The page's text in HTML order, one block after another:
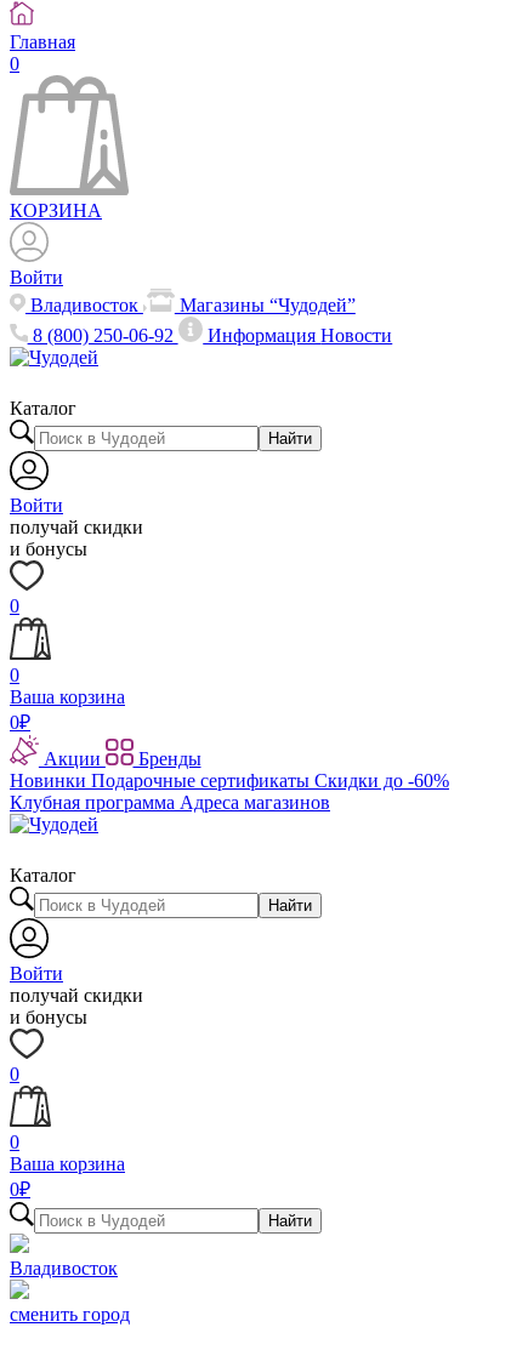
Главная
0
КОРЗИНА
Войти
Владивосток
Магазины “Чудодей”
8 (800) 250-06-92
ИнформацияНовости
Каталог
Найти
Войти
получай скидки
и бонусы
0
0
Ваша корзина
0₽
Акции
Бренды
Новинки Подарочные сертификаты Скидки до -60%
Клубная программа Адреса магазинов
Каталог
Найти
Войти
получай скидки
и бонусы
0
0
Ваша корзина
0₽
Найти
Владивосток
сменить город